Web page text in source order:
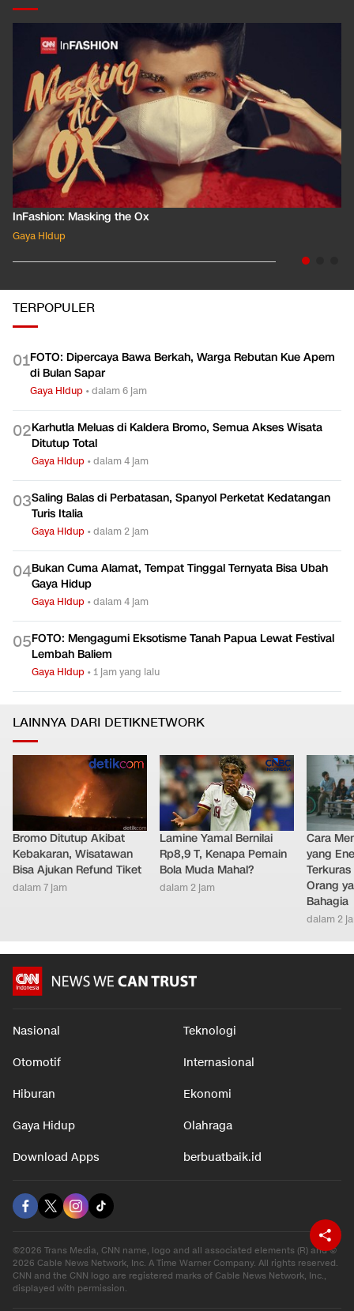
InFashion: Masking the Ox
Gaya Hidup
TERPOPULER
01FOTO: Dipercaya Bawa Berkah, Warga Rebutan Kue Apem
di Bulan Sapar
Gaya Hidup •dalam 6 jam
02Karhutla Meluas di Kaldera Bromo, Semua Akses Wisata
Ditutup Total
Gaya Hidup •dalam 4 jam
03Saling Balas di Perbatasan, Spanyol Perketat Kedatangan
Turis Italia
Gaya Hidup •dalam 2 jam
04Bukan Cuma Alamat, Tempat Tinggal Ternyata Bisa Ubah
Gaya Hidup
Gaya Hidup •dalam 4 jam
05FOTO: Mengagumi Eksotisme Tanah Papua Lewat Festival
Lembah Baliem
Gaya Hidup •1 jam yang lalu
LAINNYA DARI DETIKNETWORK
Bromo Ditutup Akibat
Kebakaran, Wisatawan
Bisa Ajukan Refund Tiket
dalam 7 jam
Lamine Yamal Bernilai
Rp8,9 T, Kenapa Pemain
Bola Muda Mahal?
dalam 2 jam
Cara
yang
Orang
Bahagia
dalam 2
Nasional Teknologi
Otomotif Internasional
Hiburan Ekonomi
Gaya Hidup Olahraga
Download Apps berbuatbaik.id
©2026 Trans Media, CNN name, logo and all associated elements (R) and ©
2026 Cable News Network, Inc. A Time Warner Company. All rights reserved.
CNN and the CNN logo are registered marks of Cable News Network, Inc.,
displayed with permission.